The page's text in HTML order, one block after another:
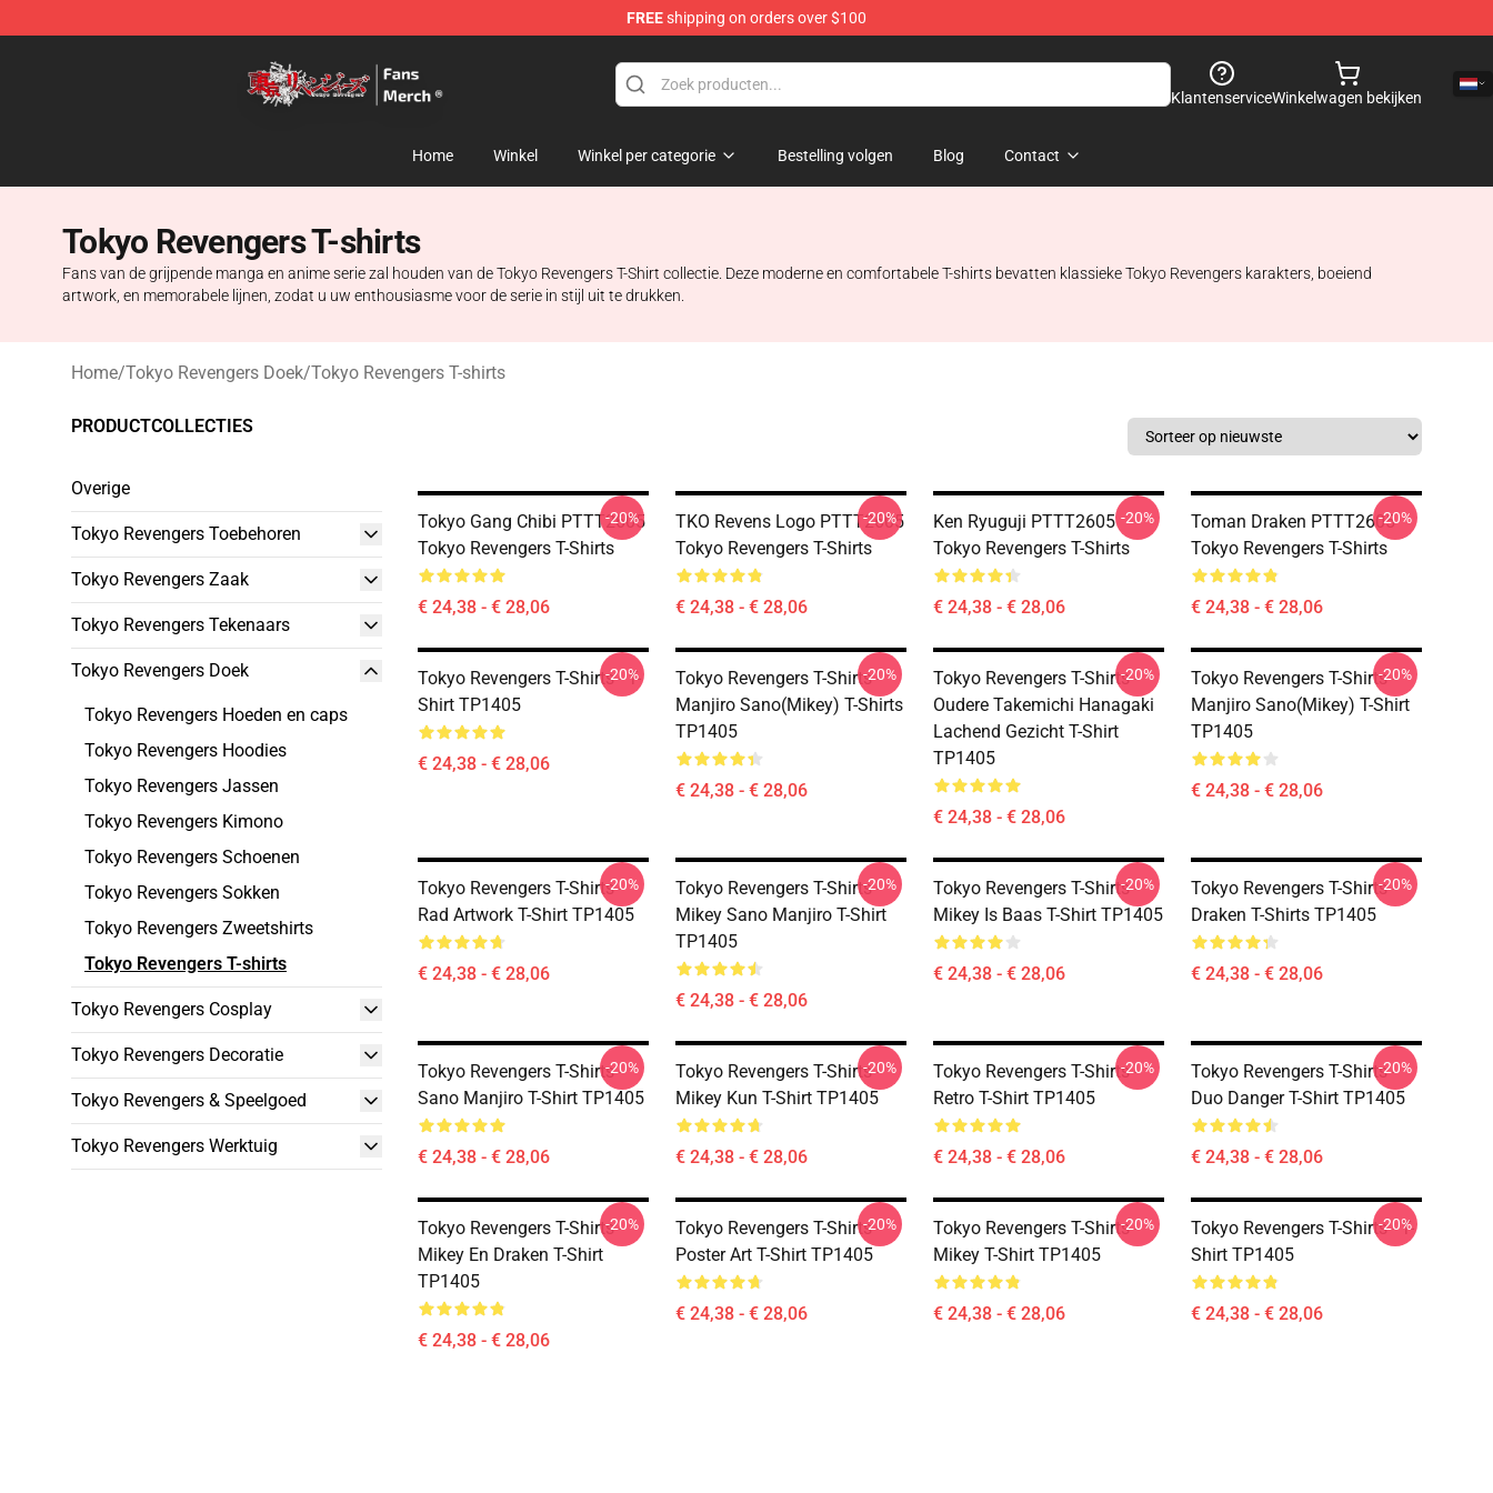
FREEshipping on orders over $100
KlantenserviceWinkelwagen bekijken
Home Winkel Winkel per categorie Bestelling volgen Blog Contact
Tokyo Revengers T-shirts
Fans van de grijpende manga en anime serie zal houden van de Tokyo Revengers T-Shirt collectie. Deze moderne en comfortabele T-shirts bevatten klassieke Tokyo Revengers karakters, boeiend
artwork, en memorabele lijnen, zodat u uw enthousiasme voor de serie in stijl uit te drukken.
Home/Tokyo Revengers Doek/Tokyo Revengers T-shirts
PRODUCTCOLLECTIES
Overige
Tokyo Revengers Toebehoren
Tokyo Revengers Zaak
Tokyo Revengers Tekenaars
Tokyo Revengers Doek
Tokyo Revengers Hoeden en caps
Tokyo Revengers Hoodies
Tokyo Revengers Jassen
Tokyo Revengers Kimono
Tokyo Revengers Schoenen
Tokyo Revengers Sokken
Tokyo Revengers Zweetshirts
Tokyo Revengers T-shirts
Tokyo Revengers Cosplay
Tokyo Revengers Decoratie
Tokyo Revengers & Speelgoed
Tokyo Revengers Werktuig
Tokyo Gang Chibi PTTT2605
Tokyo Revengers T-Shirts
€ 24,38 - € 28,06
-20%
TKO Revens Logo PTTT2605
Tokyo Revengers T-Shirts
€ 24,38 - € 28,06
-20%
Ken Ryuguji PTTT2605
Tokyo Revengers T-Shirts
€ 24,38 - € 28,06
-20%
Toman Draken PTTT2605
Tokyo Revengers T-Shirts
€ 24,38 - € 28,06
-20%
Tokyo Revengers T-Shirts - T-
Shirt TP1405
€ 24,38 - € 28,06
-20%
Tokyo Revengers T-Shirts -
Manjiro Sano(Mikey) T-Shirts
TP1405
€ 24,38 - € 28,06
-20%
Tokyo Revengers T-Shirts -
Oudere Takemichi Hanagaki
Lachend Gezicht T-Shirt
TP1405
€ 24,38 - € 28,06
-20%
Tokyo Revengers T-Shirts -
Manjiro Sano(Mikey) T-Shirt
TP1405
€ 24,38 - € 28,06
-20%
Tokyo Revengers T-Shirts -
Rad Artwork T-Shirt TP1405
€ 24,38 - € 28,06
-20%
Tokyo Revengers T-Shirts -
Mikey Sano Manjiro T-Shirt
TP1405
€ 24,38 - € 28,06
-20%
Tokyo Revengers T-Shirts -
Mikey Is Baas T-Shirt TP1405
€ 24,38 - € 28,06
-20%
Tokyo Revengers T-Shirts -
Draken T-Shirts TP1405
€ 24,38 - € 28,06
-20%
Tokyo Revengers T-Shirts -
Sano Manjiro T-Shirt TP1405
€ 24,38 - € 28,06
-20%
Tokyo Revengers T-Shirts -
Mikey Kun T-Shirt TP1405
€ 24,38 - € 28,06
-20%
Tokyo Revengers T-Shirts -
Retro T-Shirt TP1405
€ 24,38 - € 28,06
-20%
Tokyo Revengers T-Shirts -
Duo Danger T-Shirt TP1405
€ 24,38 - € 28,06
-20%
Tokyo Revengers T-Shirts -
Mikey En Draken T-Shirt
TP1405
€ 24,38 - € 28,06
-20%
Tokyo Revengers T-Shirts -
Poster Art T-Shirt TP1405
€ 24,38 - € 28,06
-20%
Tokyo Revengers T-Shirts -
Mikey T-Shirt TP1405
€ 24,38 - € 28,06
-20%
Tokyo Revengers T-Shirts - T-
Shirt TP1405
€ 24,38 - € 28,06
-20%